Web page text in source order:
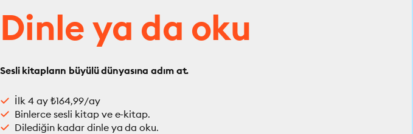
Dinle ya da oku
Sesli kitapların büyülü dünyasına adım at.
İlk 4 ay ₺164,99/ay
Binlerce sesli kitap ve e-kitap.
Dilediğin kadar dinle ya da oku.